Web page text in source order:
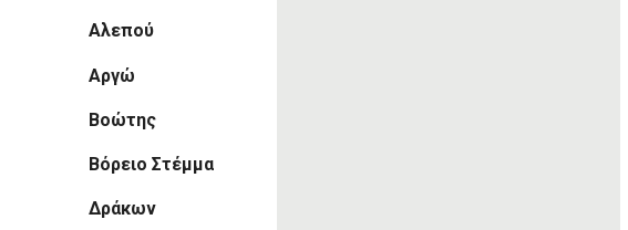
Αλεπού
Αργώ
Βοώτης
Βόρειο Στέμμα
Δράκων